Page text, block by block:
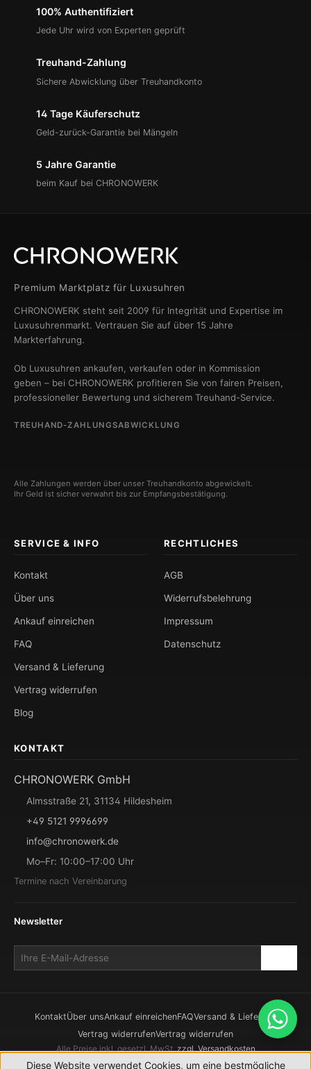
100% Authentifiziert
Jede Uhr wird von Experten geprüft
Treuhand-Zahlung
Sichere Abwicklung über Treuhandkonto
14 Tage Käuferschutz
Geld-zurück-Garantie bei Mängeln
5 Jahre Garantie
beim Kauf bei CHRONOWERK
Premium Marktplatz für Luxusuhren
CHRONOWERK steht seit 2009 für Integrität und Expertise im
Luxusuhrenmarkt. Vertrauen Sie auf über 15 Jahre
Markterfahrung.
Ob Luxusuhren ankaufen, verkaufen oder in Kommission
geben – bei CHRONOWERK profitieren Sie von fairen Preisen,
professioneller Bewertung und sicherem Treuhand-Service.
TREUHAND-ZAHLUNGSABWICKLUNG
Alle Zahlungen werden über unser Treuhandkonto abgewickelt.
Ihr Geld ist sicher verwahrt bis zur Empfangsbestätigung.
SERVICE & INFO
Kontakt
Über uns
Ankauf einreichen
FAQ
Versand & Lieferung
Vertrag widerrufen
Blog
RECHTLICHES
AGB
Widerrufsbelehrung
Impressum
Datenschutz
KONTAKT
CHRONOWERK GmbH
Almsstraße 21, 31134 Hildesheim
+49 5121 9996699
info@chronowerk.de
Mo–Fr: 10:00–17:00 Uhr
Termine nach Vereinbarung
Newsletter
KontaktÜber unsAnkauf einreichenFAQVersand & Lieferung
Vertrag widerrufenVertrag widerrufen
Alle Preise inkl. gesetzl. MwSt.zzgl. Versandkosten
© 2026 CHRONOWERK GmbH. Alle Rechte vorbehalten.
Diese Website verwendet Cookies, um eine bestmögliche